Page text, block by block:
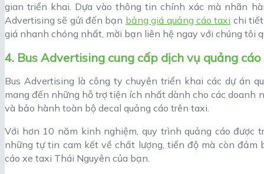
gian triển khai. Dựa vào thông tin chính xác mà nhãn
Advertising sẽ gửi đến bạn bảng giá quảng cáo taxi chi
giá nhanh chóng nhất, mời bạn liên hệ ngay với chúng tôi
4. Bus Advertising cung cấp dịch vụ quảng
Bus Advertising là công ty chuyên triển khai các dự án
mang đến những hỗ trợ tiện ích nhất dành cho các doanh
và bảo hành toàn bộ decal quảng cáo trên taxi.
Với hơn 10 năm kinh nghiệm, quy trình quảng cáo được
những tự tin cam kết về chất lượng, tiến độ mà còn
cáo xe taxi Thái Nguyên của bạn.